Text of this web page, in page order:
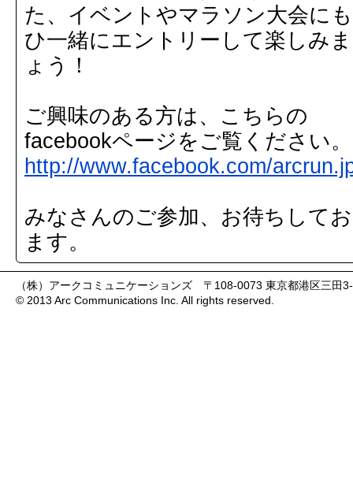
た、イベントやマラソン大会に
ひ一緒にエントリーして楽しみ
ょう！
ご興味のある方は、こちらの
facebookページをご覧ください。
http://www.facebook.com/
みなさんのご参加、お待ちして
ます。
（株）アークコミュニケーションズ 〒108-0073 東京都港区三
© 2013 Arc Communications Inc. All rights reserved.